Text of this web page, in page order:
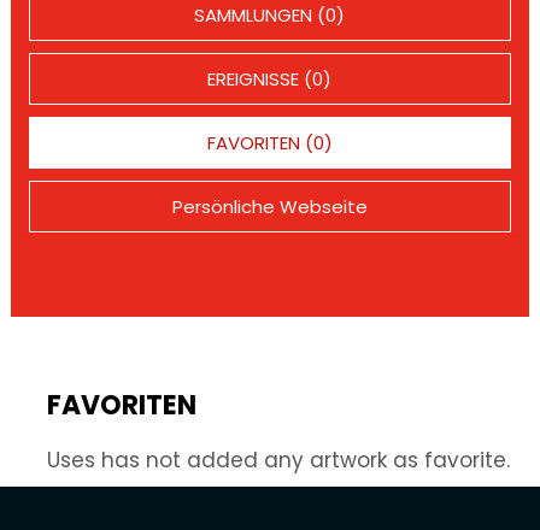
SAMMLUNGEN (0)
EREIGNISSE (0)
FAVORITEN (0)
Persönliche Webseite
FAVORITEN
Uses has not added any artwork as favorite.